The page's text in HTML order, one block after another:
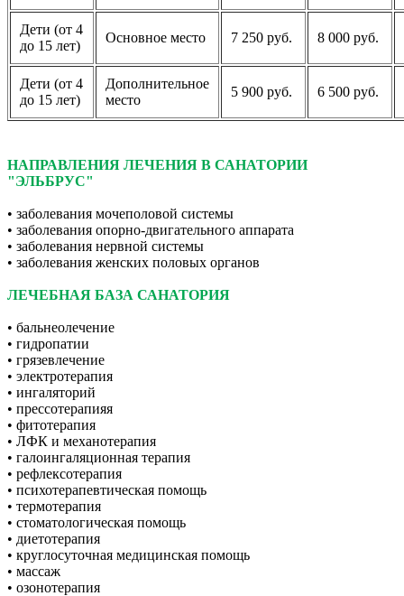
Дети (от 4
до 15 лет)
Основное место 7 250 руб. 8 000 руб.
Дети (от 4
до 15 лет)
Дополнительное
место
5 900 руб. 6 500 руб.
НАПРАВЛЕНИЯ ЛЕЧЕНИЯ В САНАТОРИИ
"ЭЛЬБРУС"
• заболевания мочеполовой системы
• заболевания опорно-двигательного аппарата
• заболевания нервной системы
• заболевания женских половых органов
ЛЕЧЕБНАЯ БАЗА САНАТОРИЯ
• бальнеолечение
• гидропатии
• грязевлечение
• электротерапия
• ингаляторий
• прессотерапияя
• фитотерапия
• ЛФК и механотерапия
• галоингаляционная терапия
• рефлексотерапия
• психотерапевтическая помощь
• термотерапия
• стоматологическая помощь
• диетотерапия
• круглосуточная медицинская помощь
• массаж
• озонотерапия